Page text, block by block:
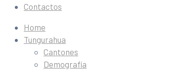
Contactos
Home
Tungurahua
Cantones
Demografía